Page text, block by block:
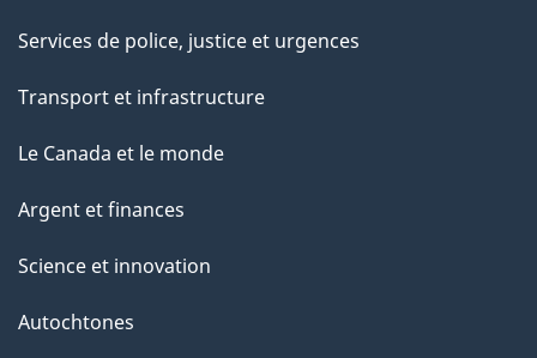
Services de police, justice et urgences
Transport et infrastructure
Le Canada et le monde
Argent et finances
Science et innovation
Autochtones